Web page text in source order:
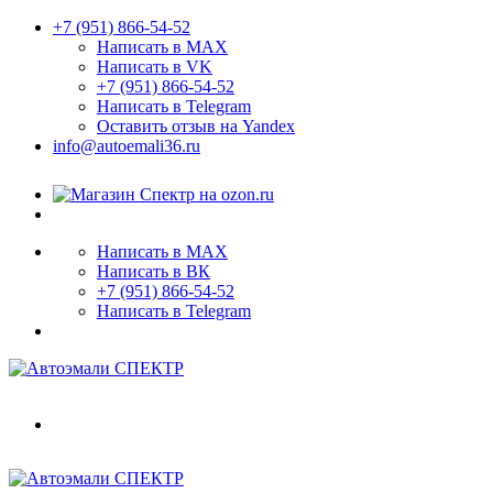
+7 (951) 866-54-52
Написать в MAX
Написать в VK
+7 (951) 866-54-52
Написать в Telegram
Оставить отзыв на Yandex
info@autoemali36.ru
Написать в MAX
Написать в ВК
+7 (951) 866-54-52
Написать в Telegram